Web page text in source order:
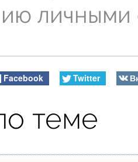
Facebook Twitter
теме